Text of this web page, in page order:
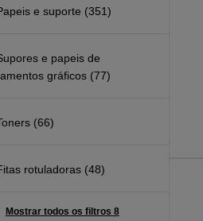
e suporte (351)
e papeis de
gráficos (77)
(66)
rotuladoras (48)
Mostrar todos os filtros 8